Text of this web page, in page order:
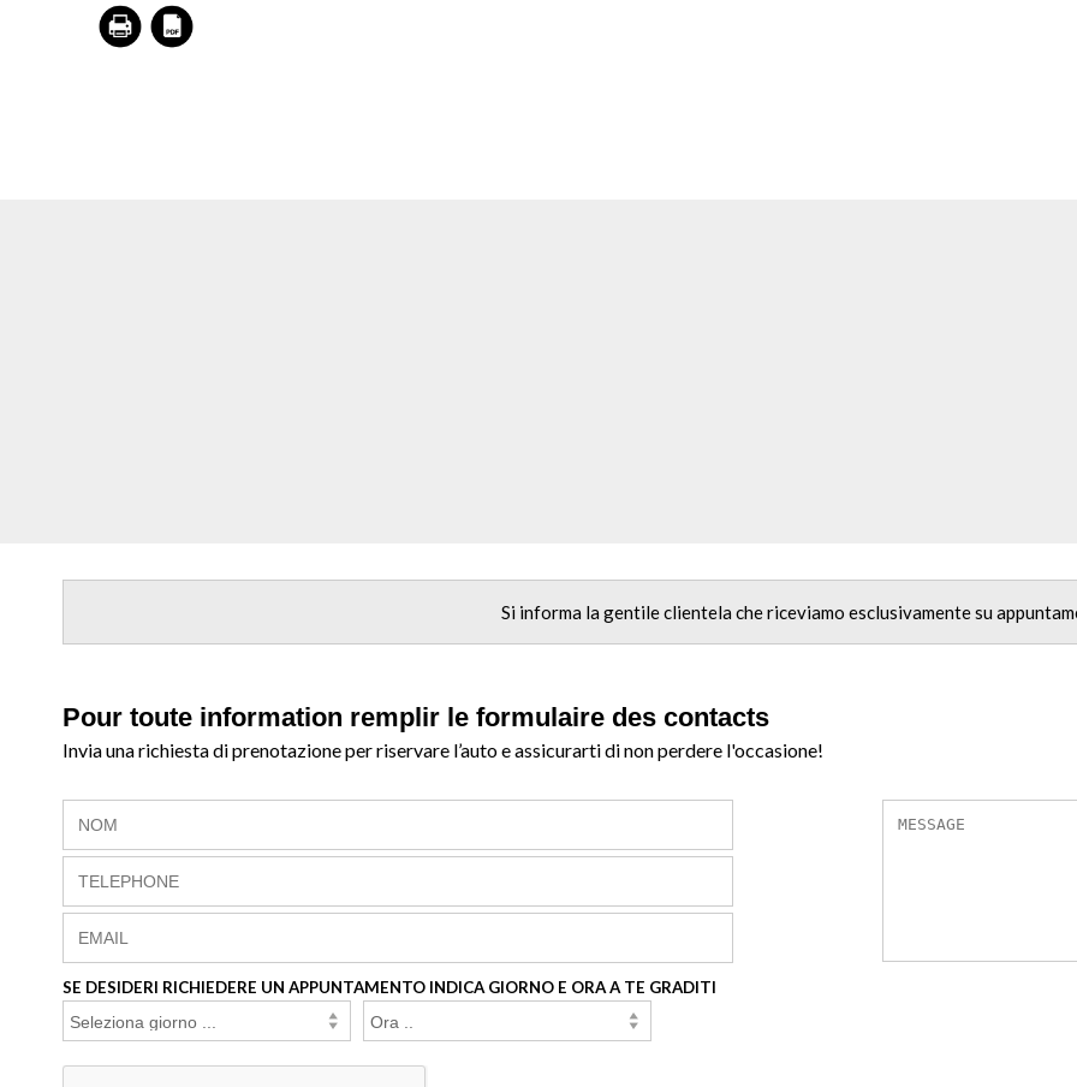
Si informa la gentile clientela che riceviamo esclusivamente su
Pour toute information remplir le formulaire des contacts
Invia una richiesta di prenotazione per riservare l’auto e assicurarti di non perdere l'occasione!
SE DESIDERI RICHIEDERE UN APPUNTAMENTO INDICA GIORNO E ORA A TE GRADITI